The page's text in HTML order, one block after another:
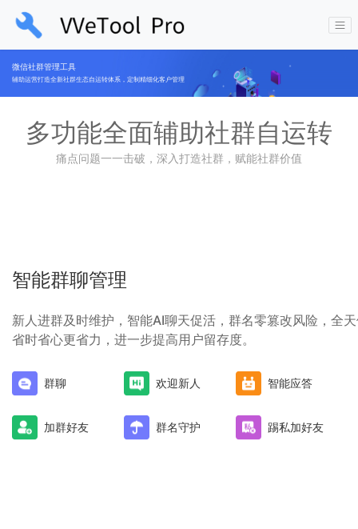
微信社群管理工具
辅助运营打造全新社群生态自运转体系，定制精细化客户管理
多功能全面辅助社群自运转
痛点问题一一击破，深入打造社群，赋能社群价值
智能群聊管理
新人进群及时维护，智能AI聊天促活，群名零篡改风险，全
省时省心更省力，进一步提高用户留存度。
群聊 欢迎新人 智能应答
加群好友 群名守护 踢私加好友